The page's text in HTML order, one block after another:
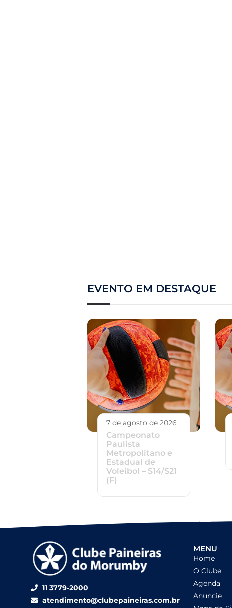
EVENTO EM DESTAQUE
7 de agosto de 2026
Campeonato
Paulista
Metropolitano e
Estadual de
Voleibol – S14/S21
(F)
11 3779-2000
atendimento@clubepaineiras.com.br
MENU
Home
O Clube
Agenda
Anuncie